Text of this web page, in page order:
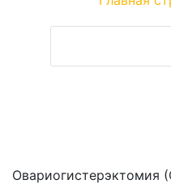
Овариогистерэктомия